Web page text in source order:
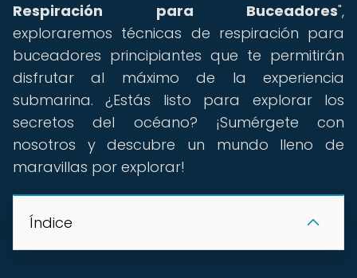
Respiración para Buceadores",
exploraremos técnicas de respiración para
buceadores principiantes que te permitirán
disfrutar al máximo de la experiencia
submarina. ¿Estás listo para explorar los
secretos del océano? ¡Sumérgete con
nosotros y descubre un mundo lleno de
maravillas por explorar!
Índice